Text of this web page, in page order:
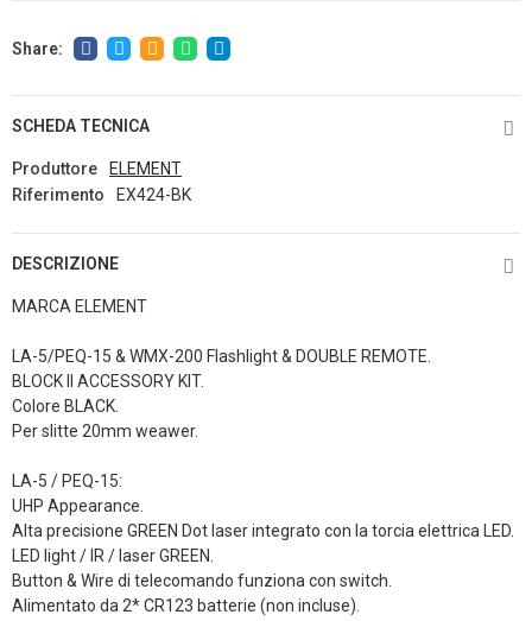
SCHEDA TECNICA
Produttore
ELEMENT
Riferimento
EX424-BK
DESCRIZIONE
MARCA ELEMENT
LA-5/PEQ-15 & WMX-200 Flashlight & DOUBLE REMOTE.
BLOCK II ACCESSORY KIT.
Colore BLACK.
Per slitte 20mm weawer.
LA-5 / PEQ-15:
UHP Appearance.
Alta precisione GREEN Dot laser integrato con la torcia elettrica LED.
LED light / IR / laser GREEN.
Button & Wire di telecomando funziona con switch.
Alimentato da 2* CR123 batterie (non incluse).